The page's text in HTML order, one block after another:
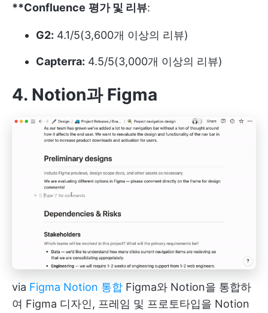
**Confluence 평가 및 리뷰:
G2: 4.1/5(3,600개 이상의 리뷰)
Capterra: 4.5/5(3,000개 이상의 리뷰)
4. Notion과 Figma
via Figma Notion 통합 Figma와 Notion을 통합하
여 Figma 디자인, 프레임 및 프로토타입을 Notion